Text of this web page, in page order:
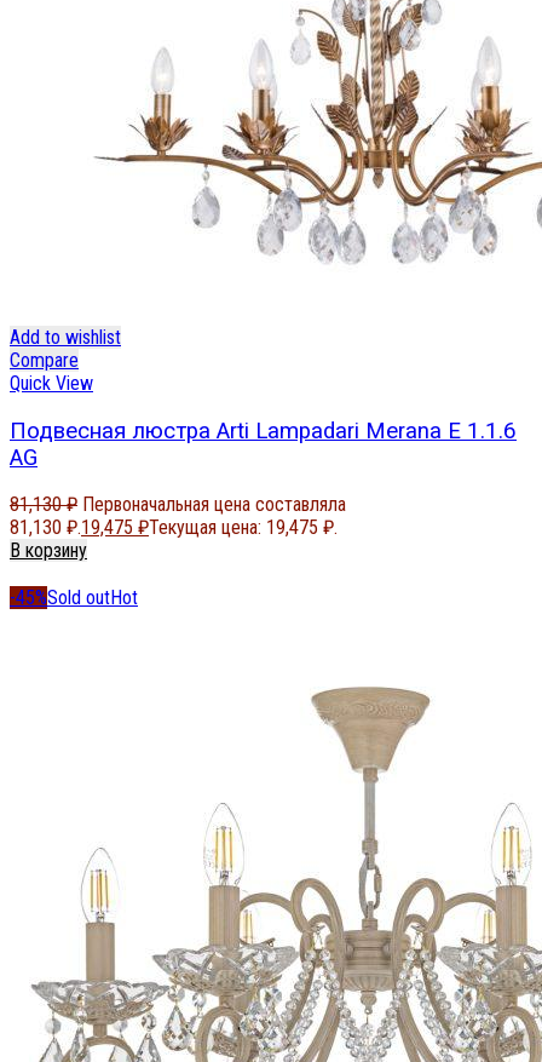
Add to wishlist
Compare
Quick View
Подвесная люстра Arti Lampadari Merana E 1.1.6
AG
81,130₽ Первоначальная цена составляла
81,130 ₽.19,475 ₽Текущая цена: 19,475 ₽.
В корзину
-45%Sold outHot